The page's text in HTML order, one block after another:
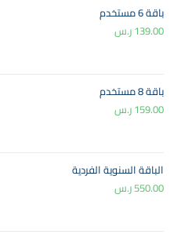
باقة 6 مستخدم
139.00ر.س
باقة 8 مستخدم
159.00ر.س
الباقة السنوية الفردية
550.00ر.س